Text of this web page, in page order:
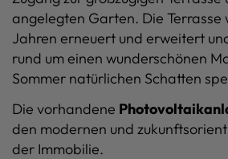
angelegten Garten. Die Terrasse
Jahren erneuert und erweitert
rund um einen wunderschönen
Sommer natürlichen Schatten
Die vorhandene
den modernen und
der Immobilie.